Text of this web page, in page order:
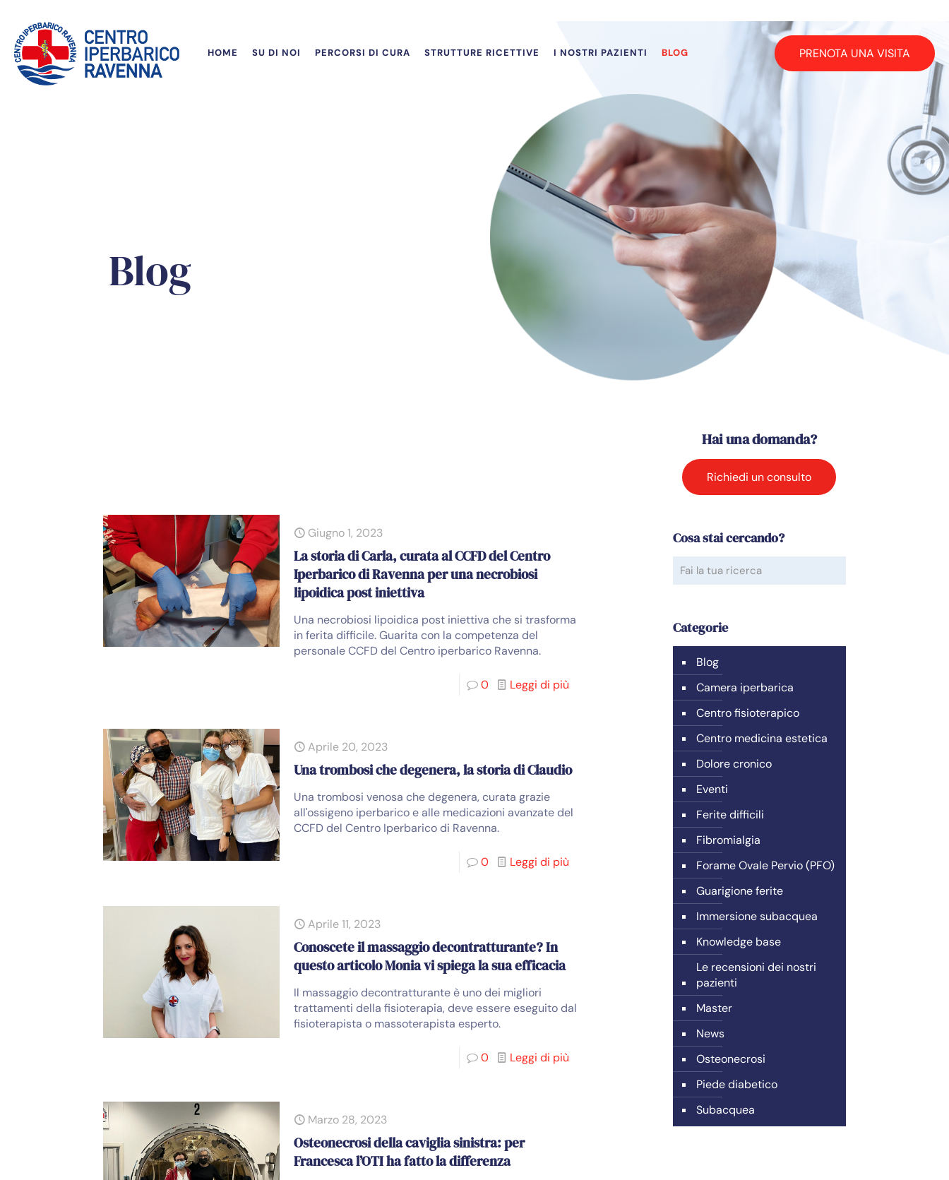
HOME SU DI NOI PERCORSI DI CURA STRUTTURE RICETTIVE I NOSTRI PAZIENTI BLOG PRENOTA UNA VISITA
Blog
Giugno 1, 2023
La storia di Carla, curata al CCFD del Centro
Iperbarico di Ravenna per una necrobiosi
lipoidica post iniettiva
Una necrobiosi lipoidica post iniettiva che si trasforma
in ferita difficile. Guarita con la competenza del
personale CCFD del Centro iperbarico Ravenna.
0 Leggi di più
Aprile 20, 2023
Una trombosi che degenera, la storia di Claudio
Una trombosi venosa che degenera, curata grazie
all'ossigeno iperbarico e alle medicazioni avanzate del
CCFD del Centro Iperbarico di Ravenna.
0 Leggi di più
Aprile 11, 2023
Conoscete il massaggio decontratturante? In
questo articolo Monia vi spiega la sua efficacia
Il massaggio decontratturante è uno dei migliori
trattamenti della fisioterapia, deve essere eseguito dal
fisioterapista o massoterapista esperto.
0 Leggi di più
Marzo 28, 2023
Osteonecrosi della caviglia sinistra: per
Francesca l’OTI ha fatto la differenza
Hai una domanda?
Richiedi un consulto
Cosa stai cercando?
Categorie
Blog
Camera iperbarica
Centro fisioterapico
Centro medicina estetica
Dolore cronico
Eventi
Ferite difficili
Fibromialgia
Forame Ovale Pervio (PFO)
Guarigione ferite
Immersione subacquea
Knowledge base
Le recensioni dei nostri
pazienti
Master
News
Osteonecrosi
Piede diabetico
Subacquea